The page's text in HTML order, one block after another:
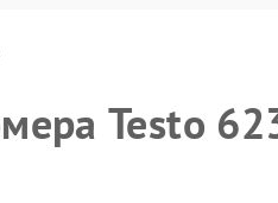
Testo